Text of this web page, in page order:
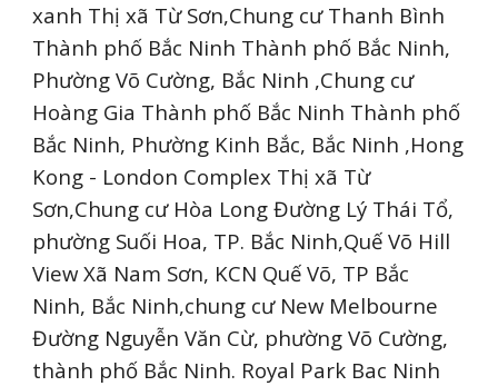
xanh Thị xã Từ Sơn,Chung cư Thanh Bình
Thành phố Bắc Ninh Thành phố Bắc Ninh,
Phường Võ Cường, Bắc Ninh ,Chung cư
Hoàng Gia Thành phố Bắc Ninh Thành phố
Bắc Ninh, Phường Kinh Bắc, Bắc Ninh ,Hong
Kong - London Complex Thị xã Từ
Sơn,Chung cư Hòa Long Đường Lý Thái Tổ,
phường Suối Hoa, TP. Bắc Ninh,Quế Võ Hill
View Xã Nam Sơn, KCN Quế Võ, TP Bắc
Ninh, Bắc Ninh,chung cư New Melbourne
Đường Nguyễn Văn Cừ, phường Võ Cường,
thành phố Bắc Ninh. Royal Park Bac Ninh